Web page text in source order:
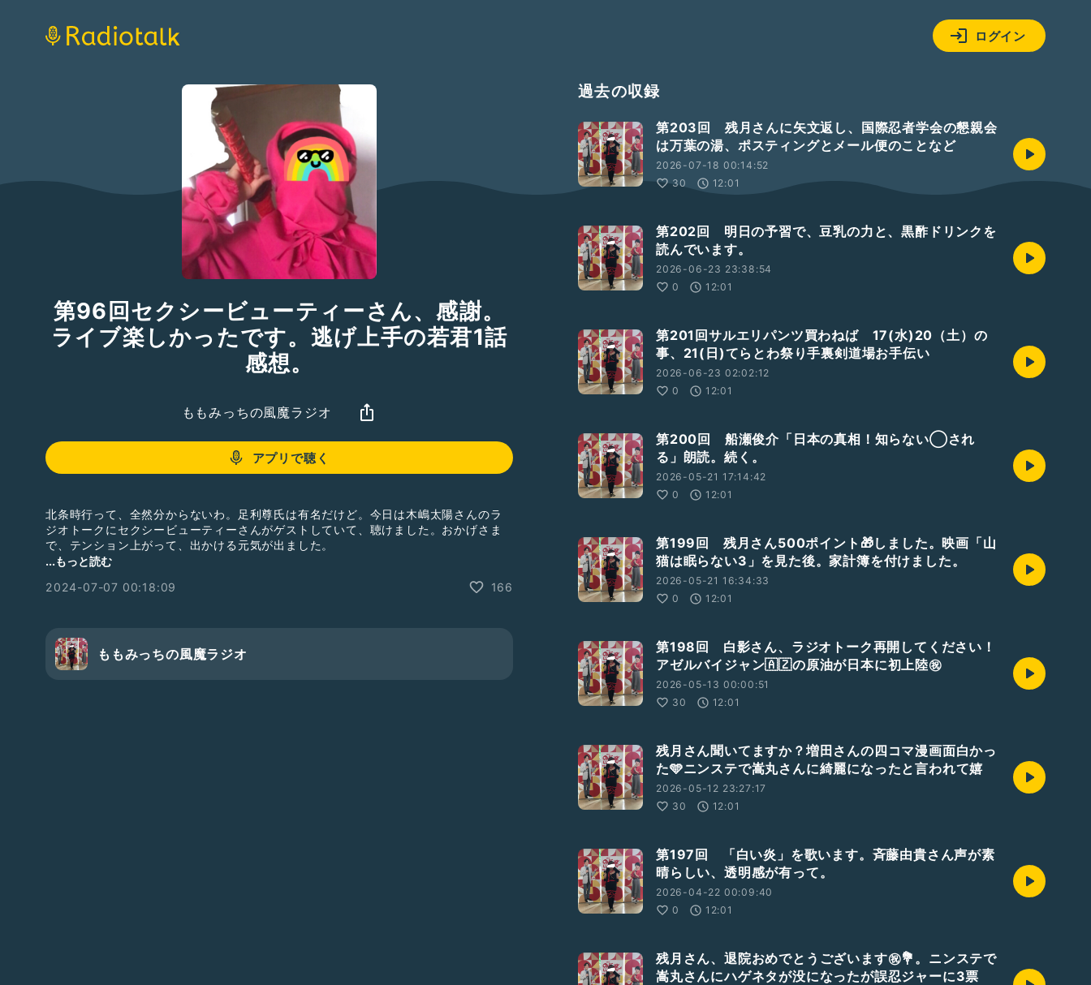
ログイン
第96回セクシービューティーさん、感謝。
ライブ楽しかったです。逃げ上手の若君1話
感想。
ももみっちの風魔ラジオ
アプリで聴く
北条時行って、全然分からないわ。足利尊氏は有名だけど。今日は木嶋太陽さんのラ
ジオトークにセクシービューティーさんがゲストしていて、聴けました。おかげさま
で、テンション上がって、出かける元気が出ました。
日本テレビの生放送の歌番組が面白かったので、録画止めなければ良かったが。2004
1980年ニュージーンのHANNIの恥じらいながらの「青い珊瑚礁」、1991年ミケ宇徳
#ボーボボ
...もっと読む
2024-07-07 00:18:09
166
ももみっちの風魔ラジオ
過去の収録
第203回 残月さんに矢文返し、国際忍者学会の懇親会
は万葉の湯、ポスティングとメール便のことなど
2026-07-18 00:14:52
30
12:01
第202回 明日の予習で、豆乳の力と、黒酢ドリンクを
読んでいます。
2026-06-23 23:38:54
0
12:01
第201回サルエリパンツ買わねば 17(水)20（土）の
事、21(日)てらとわ祭り手裏剣道場お手伝い
2026-06-23 02:02:12
0
12:01
第200回 船瀬俊介「日本の真相！知らない◯され
る」朗読。続く。
2026-05-21 17:14:42
0
12:01
第199回 残月さん500ポイント🎁しました。映画「山
猫は眠らない3」を見た後。家計簿を付けました。
2026-05-21 16:34:33
0
12:01
第198回 白影さん、ラジオトーク再開してください！
アゼルバイジャン🇦🇿の原油が日本に初上陸㊗️
2026-05-13 00:00:51
30
12:01
残月さん聞いてますか？増田さんの四コマ漫画面白かっ
た🩵ニンステで嵩丸さんに綺麗になったと言われて嬉
2026-05-12 23:27:17
30
12:01
第197回 「白い炎」を歌います。斉藤由貴さん声が素
晴らしい、透明感が有って。
2026-04-22 00:09:40
0
12:01
残月さん、退院おめでとうございます㊗️💐。ニンステで
嵩丸さんにハゲネタが没になったが誤忍ジャーに3票